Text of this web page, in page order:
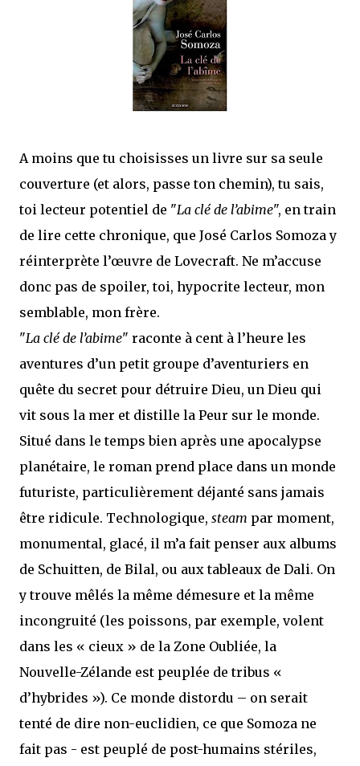
que Thomas connaissait et appréciait Olivier. Marlowe découvre une ville qu’il
ne connaissait pas, habitée par la méfiance, la peur et le rigorisme de la Ligue,
une ville pleine de mystères et de vieilles rancœurs. La Dame d...
A moins que tu choisisses un livre sur sa seule
couverture (et alors, passe ton chemin), tu sais,
toi lecteur potentiel de "La clé de l’abime", en train
de lire cette chronique, que José Carlos Somoza y
réinterprète l’œuvre de Lovecraft. Ne m’accuse
donc pas de spoiler, toi, hypocrite lecteur, mon
semblable, mon frère.
"La clé de l’abime" raconte à cent à l’heure les
aventures d’un petit groupe d’aventuriers en
quête du secret pour détruire Dieu, un Dieu qui
vit sous la mer et distille la Peur sur le monde.
Situé dans le temps bien après une apocalypse
planétaire, le roman prend place dans un monde
futuriste, particulièrement déjanté sans jamais
être ridicule. Technologique, steam par moment,
monumental, glacé, il m’a fait penser aux albums
de Schuitten, de Bilal, ou aux tableaux de Dali. On
y trouve mêlés la même démesure et la même
incongruité (les poissons, par exemple, volent
dans les « cieux » de la Zone Oubliée, la
Nouvelle-Zélande est peuplée de tribus «
d’hybrides »). Ce monde distordu – on serait
tenté de dire non-euclidien, ce que Somoza ne
fait pas - est peuplé de post-humains stériles,